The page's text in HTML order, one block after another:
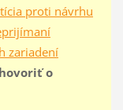
proti návrhu
zariadení
o